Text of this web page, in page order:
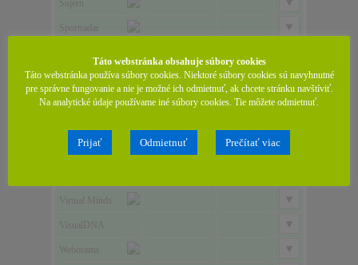
Táto webstránka obsahuje súbory cookies
Táto webstránka používa súbory cookies. Niektoré súbory cookies sú navyhnutné
pre správne fungovanie a nie je možné ich odmietnuť, ak chcete stránku navštíviť.
Na analytické údaje používame iné súbory cookies. Tie môžete odmietnuť.
Prijať Odmietnuť Prečítať viac